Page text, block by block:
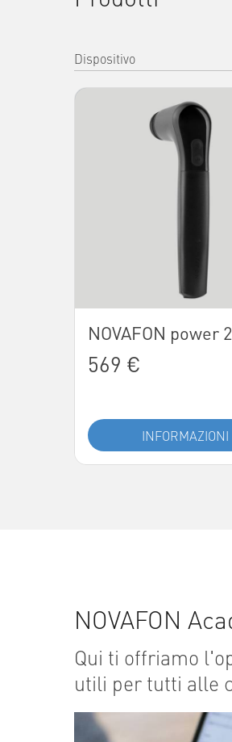
Dispositivo
NOVAFON power 2
569 €
INFORMAZIONI
NOVAFON
Qui ti offriamo
utili per tutti alle